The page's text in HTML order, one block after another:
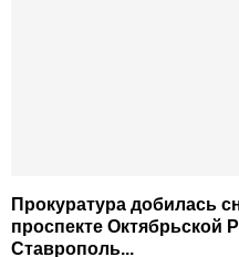
Прокуратура добилась
проспекте Октябрьской
Ставрополь...